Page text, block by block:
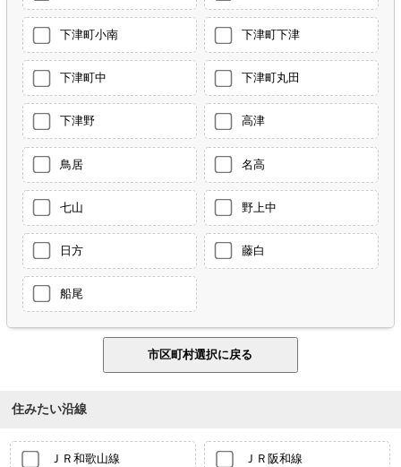
下津町小南 下津町下津
下津町中 下津町丸田
下津野 高津
鳥居 名高
七山 野上中
日方 藤白
船尾
住みたい沿線
ＪＲ和歌山線 ＪＲ阪和線